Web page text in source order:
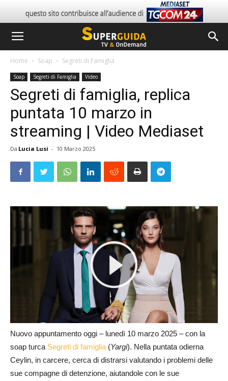
Home Soap Segreti di Famiglia
Soap Segreti di Famiglia Video
Segreti di famiglia, replica
puntata 10 marzo in
streaming | Video Mediaset
Da Lucia Lusi - 10 Marzo 2025
Nuovo appuntamento oggi – lunedì 10 marzo 2025 – con la
soap turca Segreti di famiglia(Yargi). Nella puntata odierna
Ceylin, in carcere, cerca di distrarsi valutando i problemi delle
sue compagne di detenzione, aiutandole con le sue